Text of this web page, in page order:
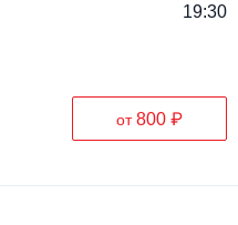
19:30
от800 ₽